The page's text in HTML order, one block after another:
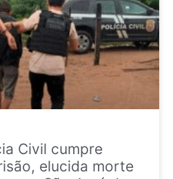
Civil cumpre
elucida morte